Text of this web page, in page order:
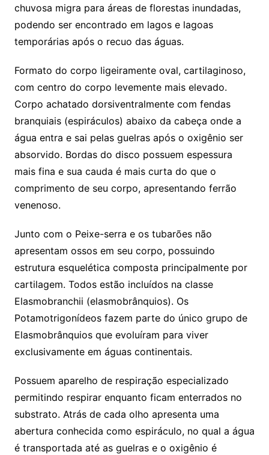
chuvosa migra para áreas de florestas inundadas,
podendo ser encontrado em lagos e lagoas
temporárias após o recuo das águas.
Formato do corpo ligeiramente oval, cartilaginoso,
com centro do corpo levemente mais elevado.
Corpo achatado dorsiventralmente com fendas
branquiais (espiráculos) abaixo da cabeça onde a
água entra e sai pelas guelras após o oxigênio ser
absorvido. Bordas do disco possuem espessura
mais fina e sua cauda é mais curta do que o
comprimento de seu corpo, apresentando ferrão
venenoso.
Junto com o Peixe-serra e os tubarões não
apresentam ossos em seu corpo, possuindo
estrutura esquelética composta principalmente por
cartilagem. Todos estão incluídos na classe
Elasmobranchii (elasmobrânquios). Os
Potamotrigonídeos fazem parte do único grupo de
Elasmobrânquios que evoluíram para viver
exclusivamente em águas continentais.
Possuem aparelho de respiração especializado
permitindo respirar enquanto ficam enterrados no
substrato. Atrás de cada olho apresenta uma
abertura conhecida como espiráculo, no qual a água
é transportada até as guelras e o oxigênio é